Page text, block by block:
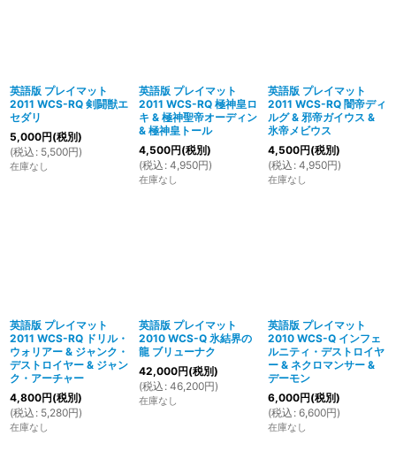
英語版 プレイマット
2011 WCS-RQ 剣闘獣エ
セダリ
5,000円(税別)
(税込 : 5,500円)
在庫なし
英語版 プレイマット
2011 WCS-RQ 極神皇ロ
キ & 極神聖帝オーディン
& 極神皇トール
4,500円(税別)
(税込 : 4,950円)
在庫なし
英語版 プレイマット
2011 WCS-RQ 闇帝ディ
ルグ & 邪帝ガイウス &
氷帝メビウス
4,500円(税別)
(税込 : 4,950円)
在庫なし
英語版 プレイマット
2011 WCS-RQ ドリル・
ウォリアー & ジャンク・
デストロイヤー & ジャン
ク・アーチャー
4,800円(税別)
(税込 : 5,280円)
在庫なし
英語版 プレイマット
2010 WCS-Q 氷結界の
龍 ブリューナク
42,000円(税別)
(税込 : 46,200円)
在庫なし
英語版 プレイマット
2010 WCS-Q インフェ
ルニティ・デストロイヤ
ー & ネクロマンサー &
デーモン
6,000円(税別)
(税込 : 6,600円)
在庫なし